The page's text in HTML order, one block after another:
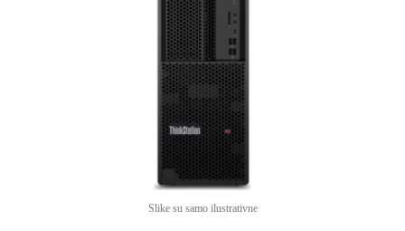
Slike su samo ilustrativne